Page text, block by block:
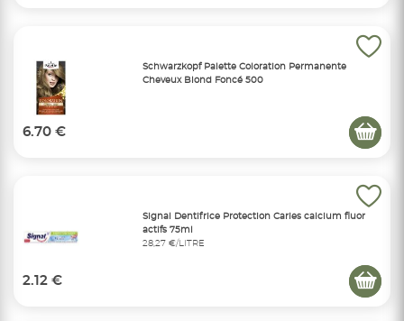
Schwarzkopf Palette Coloration Permanente
Cheveux Blond Foncé 500
6.70 €
Signal Dentifrice Protection Caries calcium fluor
actifs 75ml
28,27 €/LITRE
2.12 €